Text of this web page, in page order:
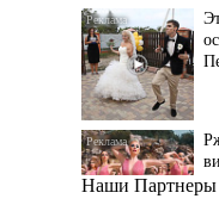
Наши Партнеры